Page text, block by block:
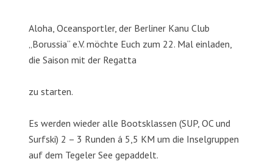
Aloha, Oceansportler, der Berliner Kanu Club
„Borussia“ e.V. möchte Euch zum 22. Mal einladen,
die Saison mit der Regatta
zu starten.
Es werden wieder alle Bootsklassen (SUP, OC und
Surfski) 2 – 3 Runden á 5,5 KM um die Inselgruppen
auf dem Tegeler See gepaddelt.